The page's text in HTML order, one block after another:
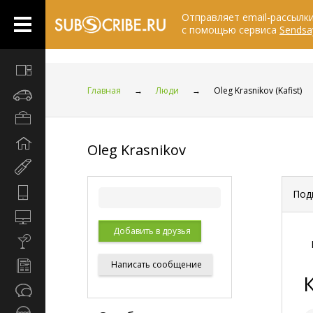
Отправляет email-рассылки
с помощью сервиса
Автомобили
Бизнес
карьера
женщины
Главная → Люди → Oleg Krasnikov (Kafist)
Oleg Krasnikov
Добавить в друзья
Написать сообщение